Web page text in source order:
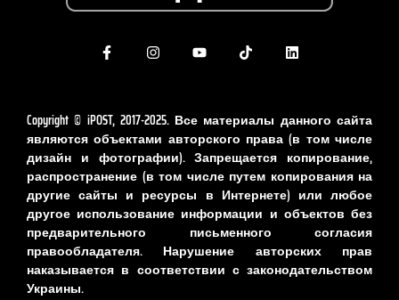
Copyright © iPOST, 2017-2025. Все материалы данного сайта
являются объектами авторского права (в том числе
дизайн и фотографии). Запрещается копирование,
распространение (в том числе путем копирования на
другие сайты и ресурсы в Интернете) или любое
другое использование информации и объектов без
предварительного письменного согласия
правообладателя. Нарушение авторских прав
наказывается в соответствии с законодательством
Украины.